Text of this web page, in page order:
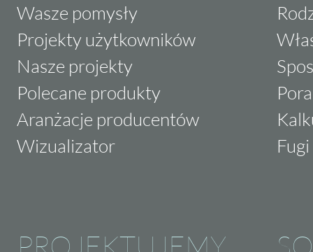
Wasze pomysły
Projekty użytkowników
Nasze projekty
Polecane produkty
Aranżacje producentów
Wizualizator
PROJEKTUJEMY